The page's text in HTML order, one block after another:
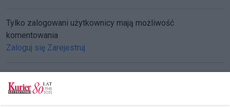
Tylko zalogowani użytkownicy mają możliwość
komentowania
Zaloguj się Zarejestruj